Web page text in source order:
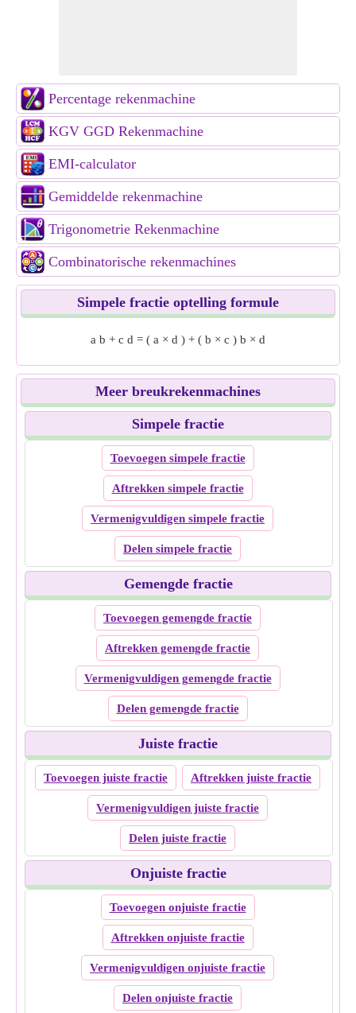
Percentage rekenmachine
KGV GGD Rekenmachine
EMI-calculator
Gemiddelde rekenmachine
Trigonometrie Rekenmachine
Combinatorische rekenmachines
Simpele fractie optelling formule
a b + c d = ( a × d ) + ( b × c ) b × d
Meer breukrekenmachines
Simpele fractie
Toevoegen simpele fractie
Aftrekken simpele fractie
Vermenigvuldigen simpele fractie
Delen simpele fractie
Gemengde fractie
Toevoegen gemengde fractie
Aftrekken gemengde fractie
Vermenigvuldigen gemengde fractie
Delen gemengde fractie
Juiste fractie
Toevoegen juiste fractie Aftrekken juiste fractie
Vermenigvuldigen juiste fractie
Delen juiste fractie
Onjuiste fractie
Toevoegen onjuiste fractie
Aftrekken onjuiste fractie
Vermenigvuldigen onjuiste fractie
Delen onjuiste fractie